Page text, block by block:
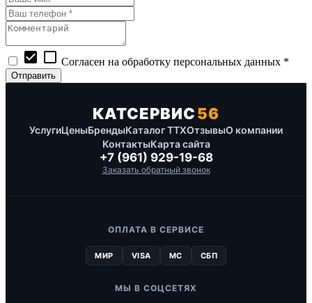
check_box check_box_outline_blank Согласен на обработку персональных данных *
КАТСЕРВИС56
УслугиЦеныБрендыКаталог ТТХОтзывыО компании
КонтактыКарта сайта
+7 (961) 929-19-68
Заказать обратный звонок
ОПЛАТА В СЕРВИСЕ
МИР VISA MC СБП
МЫ В СОЦСЕТЯХ